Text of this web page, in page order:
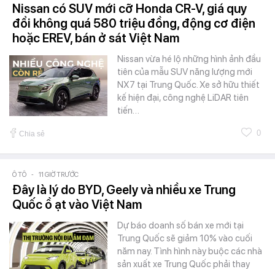
Nissan có SUV mới cỡ Honda CR-V, giá quy
đổi không quá 580 triệu đồng, động cơ điện
hoặc EREV, bán ở sát Việt Nam
Nissan vừa hé lộ những hình ảnh đầu
tiên của mẫu SUV năng lượng mới
NX7 tại Trung Quốc. Xe sở hữu thiết
kế hiện đại, công nghệ LiDAR tiên
tiến…
Chia sẻ 0
Ô TÔ - 11 GIỜ TRƯỚC
Đây là lý do BYD, Geely và nhiều xe Trung
Quốc ồ ạt vào Việt Nam
Dự báo doanh số bán xe mới tại
Trung Quốc sẽ giảm 10% vào cuối
năm nay. Tình hình này buộc các nhà
sản xuất xe Trung Quốc phải thay